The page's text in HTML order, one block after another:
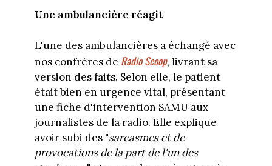
Une ambulancière réagit
L'une des ambulancières a échangé avec
nos confrères de Radio Scoop, livrant sa
version des faits. Selon elle, le patient
était bien en urgence vital, présentant
une fiche d'intervention SAMU aux
journalistes de la radio. Elle explique
avoir subi des "sarcasmes et de
provocations de la part de l'un des